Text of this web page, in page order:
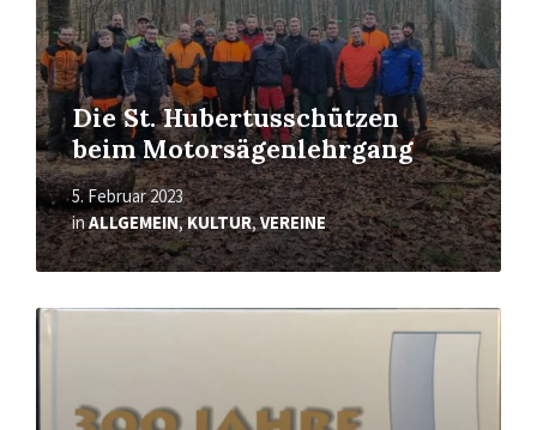
Die St. Hubertusschützen
beim Motorsägenlehrgang
5. Februar 2023
inALLGEMEIN,KULTUR,VEREINE
Mehr
erfahren